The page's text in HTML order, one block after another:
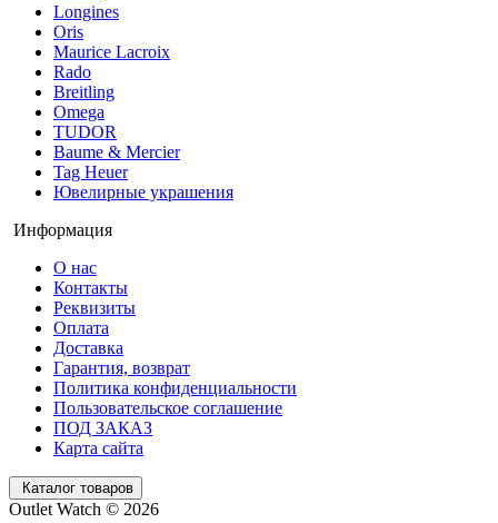
Longines
Oris
Maurice Lacroix
Rado
Breitling
Omega
TUDOR
Baume & Mercier
Tag Heuer
Ювелирные украшения
Информация
О нас
Контакты
Реквизиты
Оплата
Доставка
Гарантия, возврат
Политика конфиденциальности
Пользовательское соглашение
ПОД ЗАКАЗ
Карта сайта
Каталог товаров
Outlet Watch © 2026